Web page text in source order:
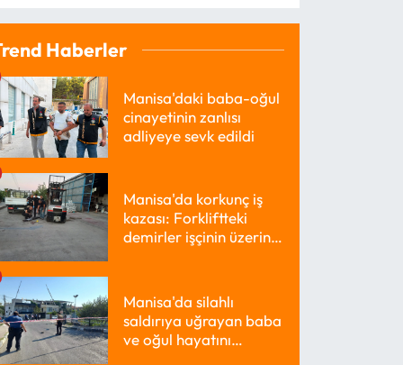
Haberler
Manisa'daki baba-oğul
cinayetinin zanlısı
adliyeye sevk edildi
Manisa'da korkunç iş
kazası: Forkliftteki
demirler işçinin üzerine
Manisa'da silahlı
saldırıya uğrayan baba
ve oğul hayatını